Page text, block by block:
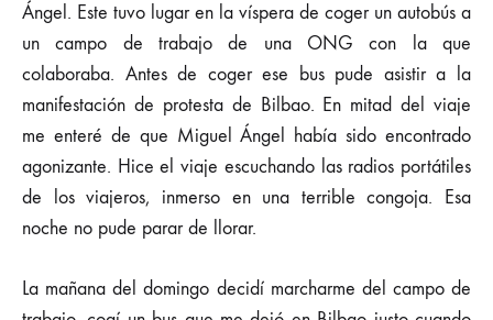
Ángel. Este tuvo lugar en la víspera de coger un autobús a
un campo de trabajo de una ONG con la que
colaboraba. Antes de coger ese bus pude asistir a la
manifestación de protesta de Bilbao. En mitad del viaje
me enteré de que Miguel Ángel había sido encontrado
agonizante. Hice el viaje escuchando las radios portátiles
de los viajeros, inmerso en una terrible congoja. Esa
noche no pude parar de llorar.
La mañana del domingo decidí marcharme del campo de